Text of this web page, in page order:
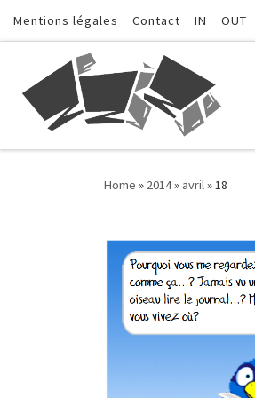
Skip to content
Mentions légales Contact IN OUT
Home » 2014» avril»18